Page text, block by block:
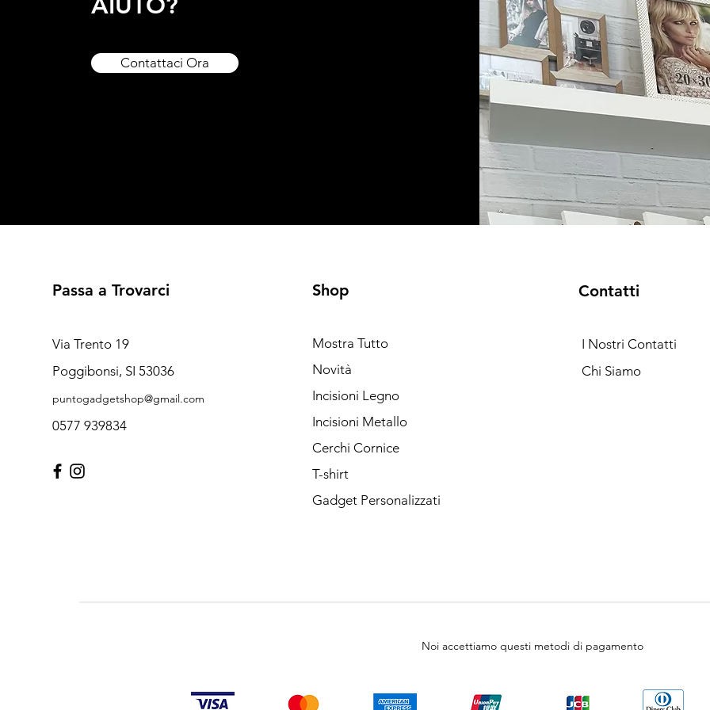
Contattaci Ora
Passa a Trovarci
Via Trento 19
Poggibonsi, SI 53036
puntogadgetshop@gmail.com
0577 939834
Shop
Mostra Tutto
Novità
Incisioni Legno
Incisioni Metallo
Cerchi Cornice
T-shirt
Gadget Personalizzati
Contatti
I Nostri Contatti
Chi Siamo
Noi accettiamo questi metodi di pagamento